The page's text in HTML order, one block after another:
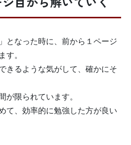
となった時に、前から１ページ
。
きるような気がして、確かにそ
が限られています。
て、効率的に勉強した方が良い